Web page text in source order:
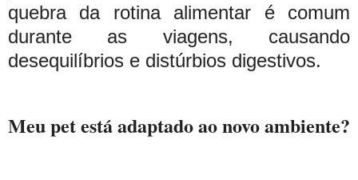
quebra da rotina alimentar é comum
durante as viagens, causando
desequilíbrios e distúrbios digestivos.
Meu pet está adaptado ao novo ambiente?